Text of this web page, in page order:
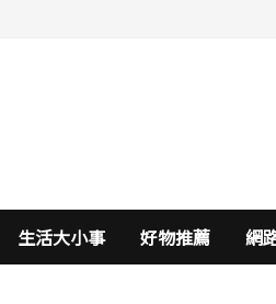
生活大小事 好物推薦 網